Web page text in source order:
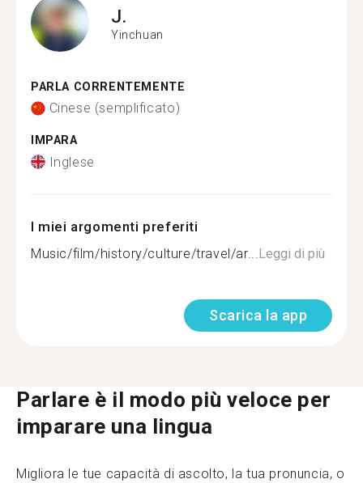
J.
Yinchuan
PARLA CORRENTEMENTE
Cinese (semplificato)
IMPARA
Inglese
I miei argomenti preferiti
Music/film/history/culture/travel/ar... Leggi di più
Scarica la app
Parlare è il modo più veloce per
imparare una lingua
Migliora le tue capacità di ascolto, la tua pronuncia, o